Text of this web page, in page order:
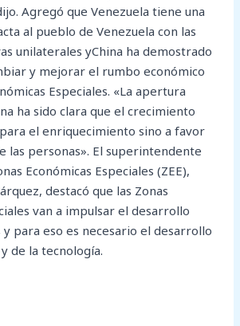
Agregó que Venezuela tiene una
al pueblo de Venezuela con las
unilaterales yChina ha demostrado
y mejorar el rumbo económico
Especiales. «La apertura
ha sido clara que el crecimiento
el enriquecimiento sino a favor
las personas». El superintendente
Económicas Especiales (ZEE),
destacó que las Zonas
van a impulsar el desarrollo
para eso es necesario el desarrollo
de la tecnología.